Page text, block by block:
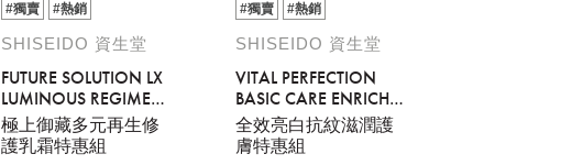
#獨賣 #熱銷
SHISEIDO 資生堂
FUTURE SOLUTION LX
LUMINOUS REGIME
SET
極上御藏多元再生修
護乳霜特惠組
#獨賣 #熱銷
SHISEIDO 資生堂
VITAL PERFECTION
BASIC CARE ENRICHED
SET
全效亮白抗紋滋潤護
膚特惠組